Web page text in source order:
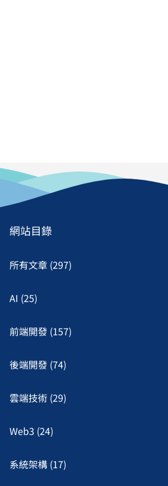
網站目錄
所有文章 (297)
AI (25)
前端開發 (157)
後端開發 (74)
雲端技術 (29)
Web3 (24)
系統架構 (17)